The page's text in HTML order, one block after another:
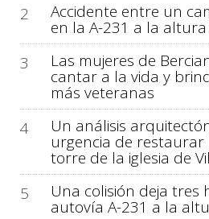
2
Accidente entre un
en la A-231 a la
3
Las mujeres de
cantar a la vida y
más veteranas
4
Un análisis
urgencia de
torre de la iglesia de
5
Una colisión deja tres
autovía A-231 a la